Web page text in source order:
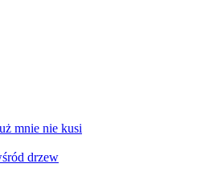
mnie nie kusi
drzew